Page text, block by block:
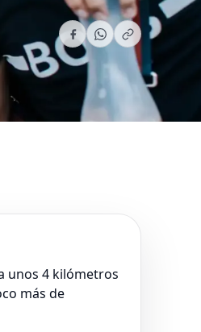
unos 4 kilómetros
más de